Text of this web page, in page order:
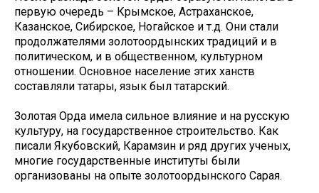
первую очередь – Крымское, Астраханское,
Казанское, Сибирское, Ногайское и т.д. Они стали
продолжателями золотоордынских традиций и в
политическом, и в общественном, культурном
отношении. Основное население этих ханств
составляли татары, язык был татарский.
Золотая Орда имела сильное влияние и на русскую
культуру, на государственное строительство. Как
писали Якубовский, Карамзин и ряд других ученых,
многие государственные институты были
организованы на опыте золотоордынского Сарая.